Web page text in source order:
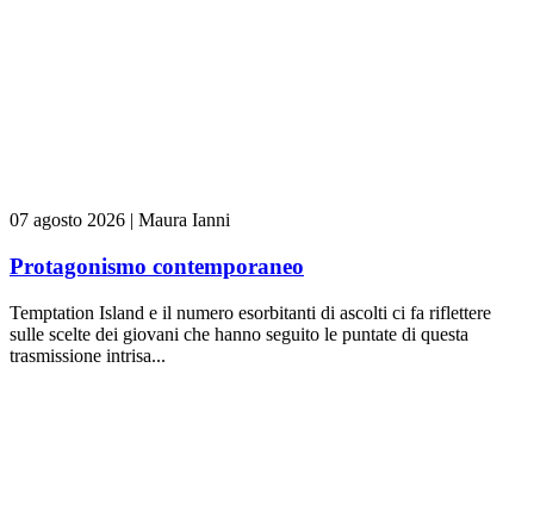
07 agosto 2026 | Maura Ianni
Protagonismo contemporaneo
Temptation Island e il numero esorbitanti di ascolti ci fa riflettere
sulle scelte dei giovani che hanno seguito le puntate di questa
trasmissione intrisa...